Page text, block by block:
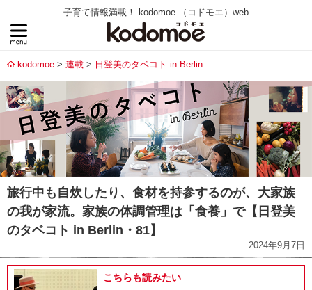
子育て情報満載！ kodomoe （コドモエ）web
kodomoe 連載 日登美のタベコト in Berlin
旅行中も自炊したり、食材を持参するのが、大家族
の我が家流。家族の体調管理は「食養」で【日登美
のタベコト in Berlin・81】
2024年9月7日
こちらも読みたい